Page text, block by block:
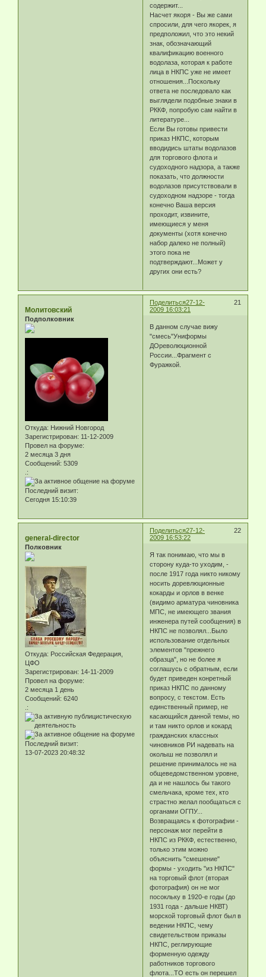
содержит...
Насчет якоря - Вы же сами
спросили, для чего якорек, я
предположил, что это некий
знак, обозначающий
квалификацию военного
водолаза, которая к работе
лица в НКПС уже не имеет
отношения...Поскольку
ответа не последовало как
выглядели подобные знаки в
РККФ, попробую сам найти в
литературе...
Если Вы готовы привести
приказ НКПС, которым
вводидись штаты водолазов
для торгового флота и
судоходного надзора, а также
показать, что должности
водолазов присутствовали в
судоходном надзоре - тогда
конечно Ваша версия
проходит, извините,
имеющиеся у меня
документы (хотя конечно
набор далеко не полный)
этого пока не
подтверждают...Может у
других они есть?
Поделиться 21
27-12-
2009 16:03:21
Молитовский
Подполковник
Откуда: Нижний Новгород
Зарегистрирован: 11-12-2009
Провел на форуме:
2 месяца 3 дня
Сообщений: 5309
.:
Последний визит:
Сегодня 15:10:39
В данном случае вижу
"смесь"Униформы
ДОреволюционной
России...Фрагмент с
Фуражкой.
Поделиться 22
27-12-
2009 16:53:22
general-director
Полковник
Откуда: Российская Федерация,
ЦФО
Зарегистрирован: 14-11-2009
Провел на форуме:
2 месяца 1 день
Сообщений: 6240
.:
Последний визит:
13-07-2023 20:48:32
Я так понимаю, что мы в
сторону куда-то уходим, -
после 1917 года никто никому
носить доревлюционные
кокарды и орлов в венке
(видимо арматура чиновника
МПС, не имеющего звания
инженера путей сообщения) в
НКПС не позволял...Было
использование отдельных
элементов "прежнего
образца", но не более я
соглашусь с обратным, если
будет приведен конретный
приказ НКПС по данному
вопросу, с текстом. Есть
единственный пример, не
касающийся данной темы, но
и там никто орлов и кокард
гражданских классных
чиновников РИ надевать на
околыш не позволял и
решение принималось не на
общеведомственном уровне,
да и не нашлось бы такого
смельчака, кроме тех, кто
страстно желал пообщаться с
органами ОГПУ...
Возвращаясь к фотографии -
персонаж мог перейти в
НКПС из РККФ, естественно,
только этим можно
объяснить "смешение"
формы - уходить "из НКПС"
на торговый флот (вторая
фотография) он не мог
посокльку в 1920-е годы (до
1931 года - дальше НКВТ)
морской торговый флот был в
ведении НКПС, чему
свидетельством приказы
НКПС, реглирующие
форменную одежду
работников торгового
флота...ТО есть он перешел